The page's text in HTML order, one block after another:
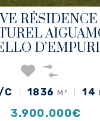
RÉSIDENCE
C 1836 M² 14
3.900.000€